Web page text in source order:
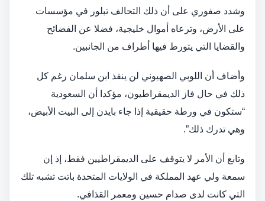
وشدد صفوري على أن ذلك التحالف تبلور في مؤسسات
على الأرض، وترعاه أموال خليجية، فضلا عن الفضائح
والقضايا التي يتورط فيها أطراف من الجانبين.
وأضاف أن اللوبي الصهيوني لن ينقذ ابن سلمان رغم كل
ذلك في حال فاز الديمقراطيون، مؤكدا أن السعودية
“ستكون في ورطة حقيقية إذا جاء بايدن إلى البيت الأبيض،
وهي تدرك ذلك”.
وتابع أن الأمر لا يتوقف على الديمقراطيين فقط، إذ إن
سمعة ولي عهد المملكة في الولايات المتحدة باتت تشبه تلك
التي كانت لدى صدام حسين ومعمر القذافي.